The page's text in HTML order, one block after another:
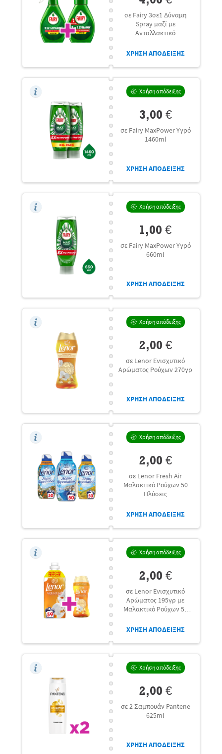
σε Fairy 3σε1 Δύναμη
Spray μαζί με
Ανταλλακτικό
ΧΡΗΣΗ ΑΠΟΔΕΙΞΗΣ
Χρήση απόδειξης
3,00 €
σε Fairy MaxPower Υγρό
1460ml
ΧΡΗΣΗ ΑΠΟΔΕΙΞΗΣ
Χρήση απόδειξης
1,00 €
σε Fairy MaxPower Υγρό
660ml
ΧΡΗΣΗ ΑΠΟΔΕΙΞΗΣ
Χρήση απόδειξης
2,00 €
σε Lenor Ενισχυτικό
Αρώματος Ρούχων 270γρ
ΧΡΗΣΗ ΑΠΟΔΕΙΞΗΣ
Χρήση απόδειξης
2,00 €
σε Lenor Fresh Air
Μαλακτικό Ρούχων 50
Πλύσεις
ΧΡΗΣΗ ΑΠΟΔΕΙΞΗΣ
Χρήση απόδειξης
2,00 €
σε Lenor Ενισχυτικό
Αρώματος 195γρ με
Μαλακτικό Ρούχων 59
ΧΡΗΣΗ ΑΠΟΔΕΙΞΗΣ
Χρήση απόδειξης
2,00 €
σε 2 Σαμπουάν Pantene
625ml
ΧΡΗΣΗ ΑΠΟΔΕΙΞΗΣ